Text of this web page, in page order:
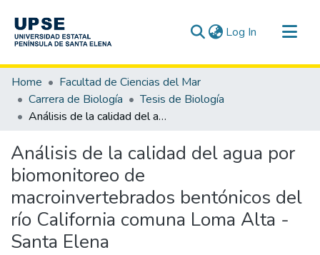
Log In (current)
Communities & Collections
All of DSpace
Statistics
Home
Facultad de Ciencias del Mar
Carrera de Biología
Tesis de Biología
Análisis de la calidad del agua por biomonitoreo de macroinvertebrados bentónicos del río California comuna Loma Alta - Santa Elena
Análisis de la calidad del agua por
biomonitoreo de
macroinvertebrados bentónicos del
río California comuna Loma Alta -
Santa Elena